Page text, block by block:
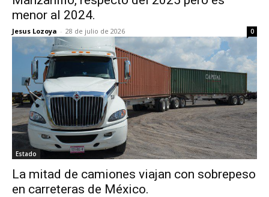
menor al 2024.
Jesus Lozoya - 28 de julio de 2026 0
Estado
La mitad de camiones viajan con sobrepeso
en carreteras de México.